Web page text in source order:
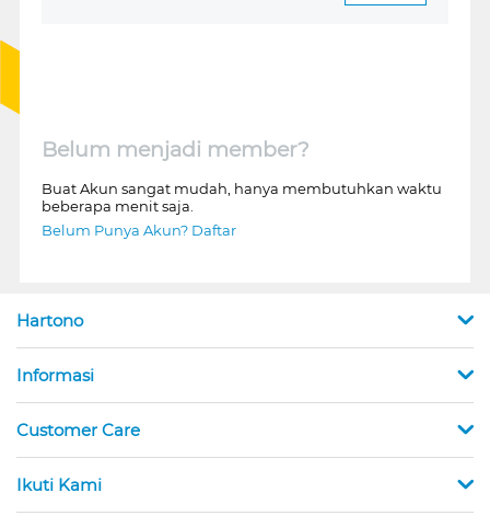
Belum menjadi member?
Buat Akun sangat mudah, hanya membutuhkan waktu
beberapa menit saja.
Belum Punya Akun? Daftar
Hartono
Informasi
Customer Care
Ikuti Kami